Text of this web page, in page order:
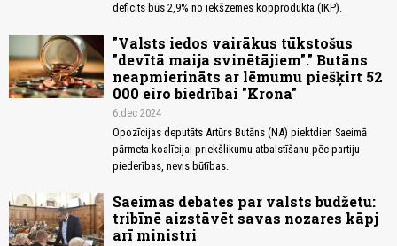
deficīts būs 2,9% no iekšzemes kopprodukta (IKP).
"Valsts iedos vairākus tūkstošus
"devītā maija svinētājiem"." Butāns
neapmierināts ar lēmumu piešķirt 52
000 eiro biedrībai "Krona"
6.dec 2024
Opozīcijas deputāts Artūrs Butāns (NA) piektdien Saeimā
pārmeta koalīcijai priekšlikumu atbalstīšanu pēc partiju
piederības, nevis būtības.
Saeimas debates par valsts budžetu:
tribīnē aizstāvēt savas nozares kāpj
arī ministri